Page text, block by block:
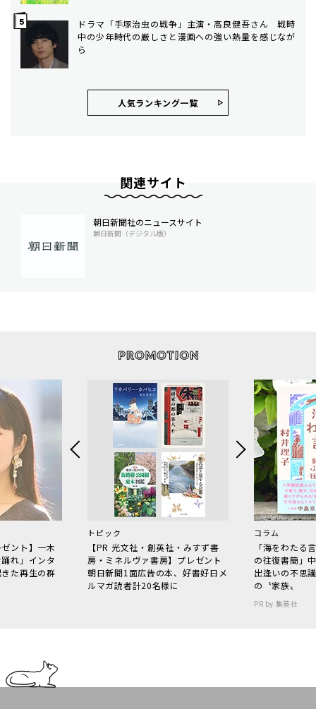
ドラマ「手塚治虫の戦争」主演・高良健吾さん 戦時
中の少年時代の厳しさと漫画への強い熱量を感じなが
ら
人気ランキング⼀覧
関連サイト
朝日新聞社のニュースサイト
朝日新聞（デジタル版）
ント】一木
れ」インタ
た再生の群
トピック
【PR 光文社・創英社・みすず書
房・ミネルヴァ書房】プレゼント
朝日新聞1面広告の本、好書好日メ
ルマガ読者計20名様に
コラム
「海をわた
の往復書簡」
出逢いの不思
の〝家族〟
PR by 集英社